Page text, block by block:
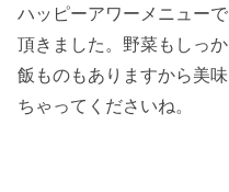
ハッピーアワーメニュー
頂きました。野菜もしっ
飯ものもありますから美
ちゃってくださいね。